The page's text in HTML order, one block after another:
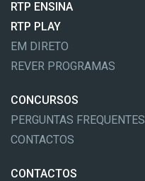
RTP ENSINA
RTP PLAY
EM DIRETO
REVER PROGRAMAS
CONCURSOS
PERGUNTAS FREQUENTES
CONTACTOS
CONTACTOS